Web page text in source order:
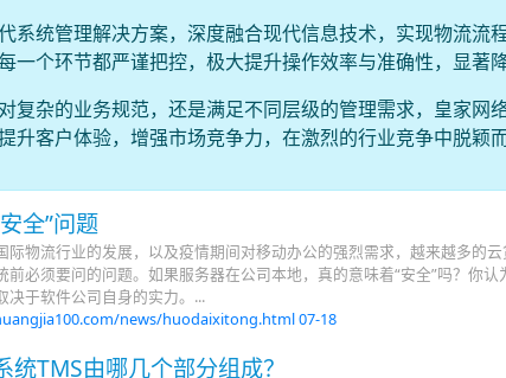
系统管理解决方案，深度融合现代信息技术，实现物流流
一个环节都严谨把控，极大提升操作效率与准确性，显著
复杂的业务规范，还是满足不同层级的管理需求，皇家网
升客户体验，增强市场竞争力，在激烈的行业竞争中脱颖
全”问题
际物流行业的发展，以及疫情期间对移动办公的强烈需求，越来越多的
前必须要问的问题。如果服务器在公司本地，真的意味着“安全”吗？你
决于软件公司自身的实力。...
news/huodaixitong.html07-18
统TMS由哪几个部分组成？